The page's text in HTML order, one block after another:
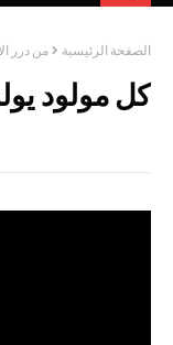
الصفحة الرئيسية من درر
كل مولود